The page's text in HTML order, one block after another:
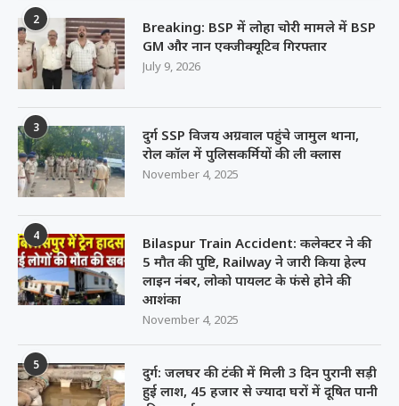
2
Breaking: BSP में लोहा चोरी मामले में BSP
GM और नान एक्जीक्यूटिव गिरफ्तार
July 9, 2026
3
दुर्ग SSP विजय अग्रवाल पहुंचे जामुल थाना,
रोल कॉल में पुलिसकर्मियों की ली क्लास
November 4, 2025
4
Bilaspur Train Accident: कलेक्टर ने की
5 मौत की पुष्टि, Railway ने जारी किया हेल्प
लाइन नंबर, लोको पायलट के फंसे होने की
आशंका
November 4, 2025
5
दुर्ग: जलघर की टंकी में मिली 3 दिन पुरानी सड़ी
हुई लाश, 45 हजार से ज्यादा घरों में दूषित पानी